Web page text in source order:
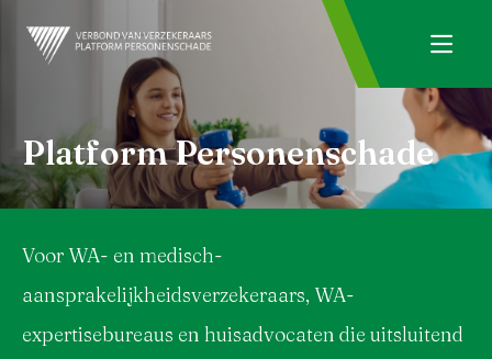
Platform Personenschade
Voor WA- en medisch-
aansprakelijkheidsverzekeraars, WA-
expertisebureaus en huisadvocaten die uitsluitend